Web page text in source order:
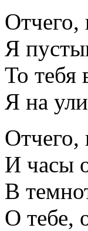
Отчего,
Я
То тебя
Я на
Отчего,
И часы
В
О тебе,